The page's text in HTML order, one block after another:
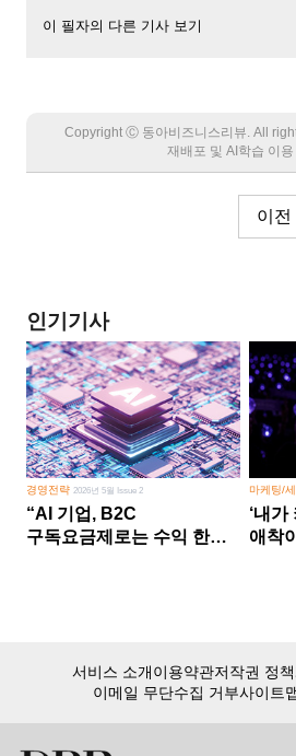
이 필자의 다른 기사 보기
Copyright Ⓒ 동아비즈니스리뷰. All
재배포 및 AI학습 이용
이전
인기기사
경영전략 2026년 5월 Issue 2
“AI 기업, B2C
구독요금제로는 수익 한계
마케팅/
‘내가
애착
서비스 소개이용약관저작권 정책
이메일 무단수집 거부사이트